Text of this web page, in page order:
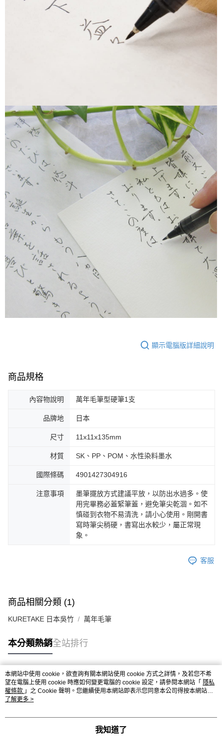
顯示電腦版詳細說明
商品規格
內容物說明 萬年毛筆型硬筆1支
品牌地 日本
尺寸 11x11x135mm
材質 SK、PP、POM、水性染料墨水
國際條碼 4901427304916
注意事項
墨筆擺放方式建議平放，以防出水過多。使
用完畢務必蓋緊筆蓋，避免筆尖乾涸。如不
慎碰到衣物不易清洗，請小心使用。剛開書
寫時筆尖稍硬，書寫出水較少，屬正常現
象。
客服
商品相關分類 (1)
KURETAKE 日本吳竹 萬年毛筆
本分類熱銷全站排行
熱門標籤
本網站中使用 cookie，欲查詢有關本網站使用 cookie 方式之詳情，及若您不希
望在電腦上使用 cookie 時應如何變更電腦的 cookie 設定，請參閱本網站「 隱私
權條款 」之 Cookie 聲明。您繼續使用本網站即表示您同意本公司得按本網站使
用條款之 Cookie 聲明使用 cookie。
了解更多 >
我知道了